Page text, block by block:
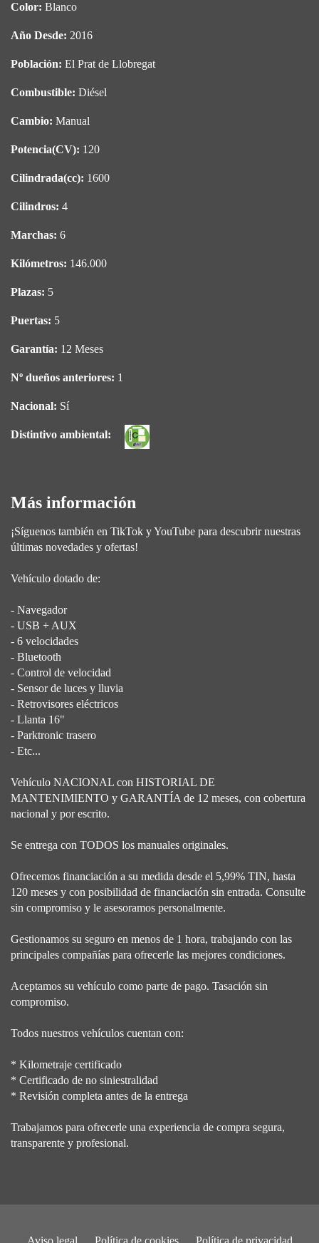
Color: Blanco
Año Desde: 2016
Población: El Prat de Llobregat
Combustible: Diésel
Cambio: Manual
Potencia(CV): 120
Cilindrada(cc): 1600
Cilindros: 4
Marchas: 6
Kilómetros: 146.000
Plazas: 5
Puertas: 5
Garantía: 12 Meses
Nº dueños anteriores: 1
Nacional: Sí
Distintivo ambiental:
Más información
¡Síguenos también en TikTok y YouTube para descubrir nuestras
últimas novedades y ofertas!
Vehículo dotado de:
- Navegador
- USB + AUX
- 6 velocidades
- Bluetooth
- Control de velocidad
- Sensor de luces y lluvia
- Retrovisores eléctricos
- Llanta 16"
- Parktronic trasero
- Etc...
Vehículo NACIONAL con HISTORIAL DE
MANTENIMIENTO y GARANTÍA de 12 meses, con cobertura
nacional y por escrito.
Se entrega con TODOS los manuales originales.
Ofrecemos financiación a su medida desde el 5,99% TIN, hasta
120 meses y con posibilidad de financiación sin entrada. Consulte
sin compromiso y le asesoramos personalmente.
Gestionamos su seguro en menos de 1 hora, trabajando con las
principales compañías para ofrecerle las mejores condiciones.
Aceptamos su vehículo como parte de pago. Tasación sin
compromiso.
Todos nuestros vehículos cuentan con:
* Kilometraje certificado
* Certificado de no siniestralidad
* Revisión completa antes de la entrega
Trabajamos para ofrecerle una experiencia de compra segura,
transparente y profesional.
Aviso legal Política de cookies Política de privacidad